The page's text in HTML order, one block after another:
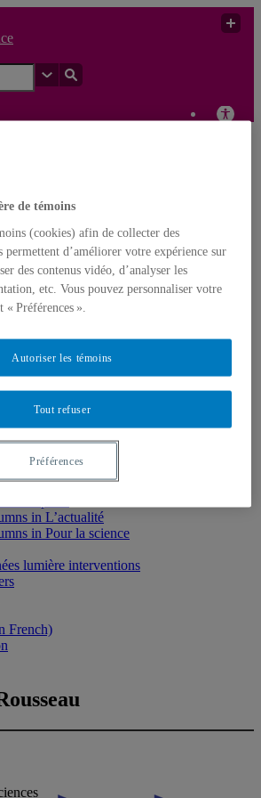
volumes
in L’actualité
in Pour la science
lumière interventions
French)
de témoins
(cookies) afin de collecter des
d’améliorer votre expérience sur
des contenus vidéo, d’analyser les
etc. Vous pouvez personnaliser votre
Préférences ».
Tout refuser
Autoriser les témoins
Préférences